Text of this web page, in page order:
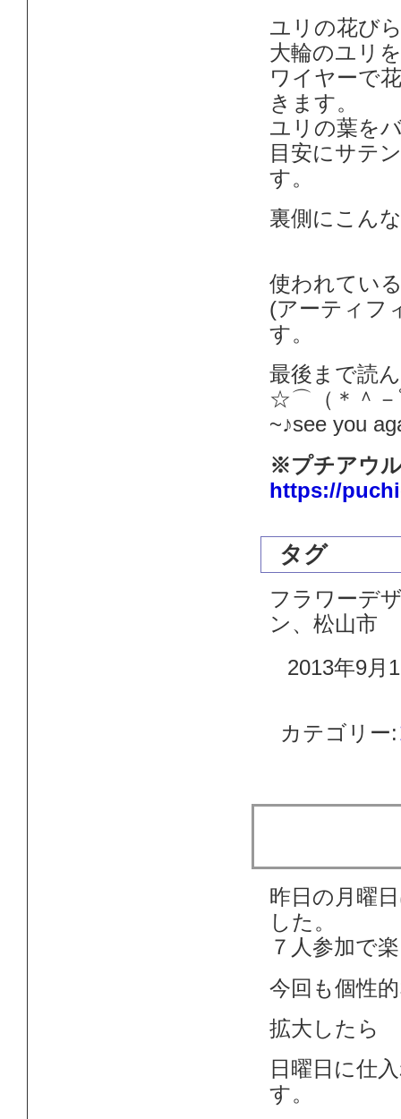
ユリの花び
大輪のユリ
ワイヤーで
きます。
ユリの葉を
目安にサテ
す。
裏側にこん
使われてい
(アーティフ
す。
最後まで読
☆⌒（＊＾－
~♪see you
※プチアウ
https://
タグ
フラワーデ
ン、松山市
2013年9月
カテゴリー:
昨日の月曜
した。
７人参加で
今回も個性
拡大したら
日曜日に仕
す。